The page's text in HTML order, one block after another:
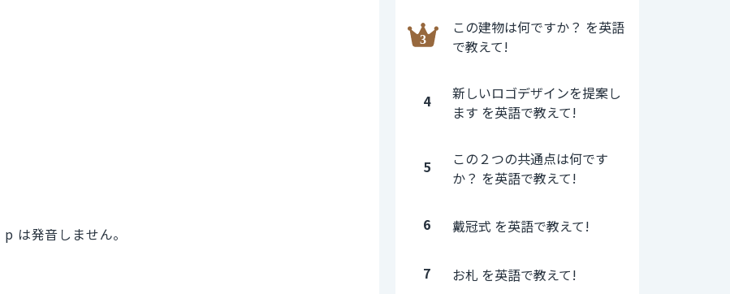
は発音しません。
この建物は何ですか？ を英語
で教えて!
4
新しいロゴデザインを提案し
ます を英語で教えて!
5
この２つの共通点は何です
か？ を英語で教えて!
6 戴冠式 を英語で教えて!
7 お札 を英語で教えて!